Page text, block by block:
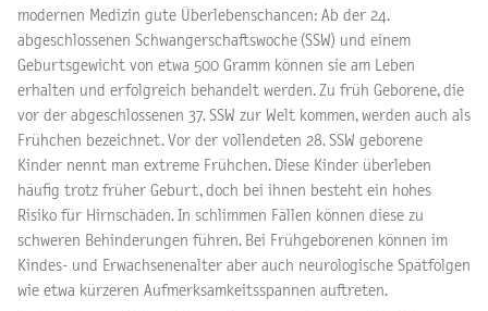
modernen Medizin gute Überlebenschancen: Ab der 24.
abgeschlossenen Schwangerschaftswoche (SSW) und einem
Geburtsgewicht von etwa 500 Gramm können sie am Leben
erhalten und erfolgreich behandelt werden. Zu früh Geborene, die
vor der abgeschlossenen 37. SSW zur Welt kommen, werden auch als
Frühchen bezeichnet. Vor der vollendeten 28. SSW geborene
Kinder nennt man extreme Frühchen. Diese Kinder überleben
häufig trotz früher Geburt, doch bei ihnen besteht ein hohes
Risiko für Hirnschäden. In schlimmen Fällen können diese zu
schweren Behinderungen führen. Bei Frühgeborenen können im
Kindes- und Erwachsenenalter aber auch neurologische Spätfolgen
wie etwa kürzeren Aufmerksamkeitsspannen auftreten.